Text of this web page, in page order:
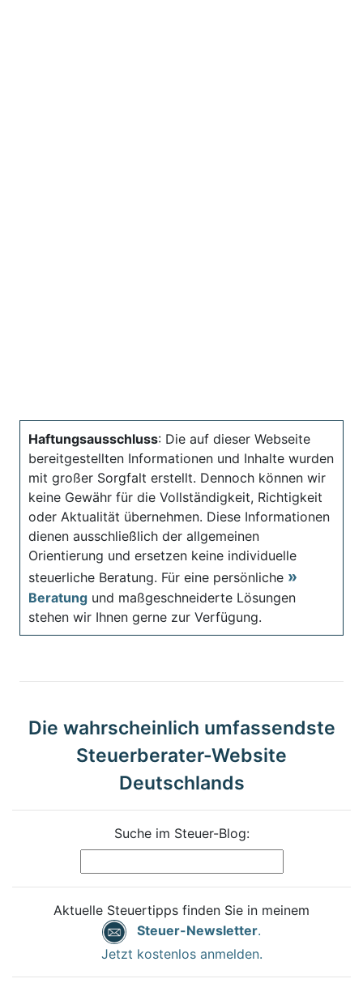
Haftungsausschluss: Die auf dieser Webseite
bereitgestellten Informationen und Inhalte wurden
mit großer Sorgfalt erstellt. Dennoch können wir
keine Gewähr für die Vollständigkeit, Richtigkeit
oder Aktualität übernehmen. Diese Informationen
dienen ausschließlich der allgemeinen
Orientierung und ersetzen keine individuelle
steuerliche Beratung. Für eine persönliche
Beratung und maßgeschneiderte Lösungen
stehen wir Ihnen gerne zur Verfügung.
Die wahrscheinlich umfassendste
Steuerberater-Website
Deutschlands
Suche im Steuer-Blog:
Aktuelle Steuertipps finden Sie in meinem
Steuer-Newsletter.
Jetzt kostenlos anmelden.